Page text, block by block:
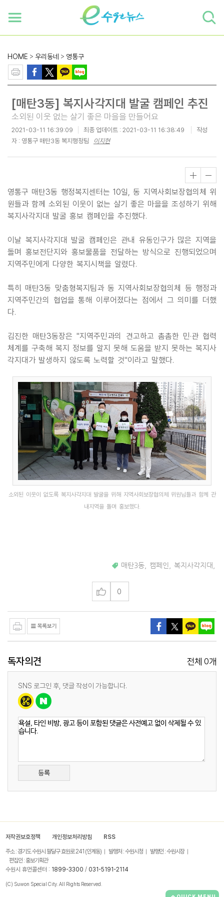
HOME > 우리동네 > 영통구
[매탄3동] 복지사각지대 발굴 캠페인 추진
소외된 이웃 없는 살기 좋은 마을을 만들어요
2021-03-11 16:39:09 최종 업데이트 : 2021-03-11 16:38:49
작성
자 : 영통구 매탄3동 복지행정팀
이지현
영통구 매탄3동 행정복지센터는 10일, 동 지역사회보장협의체 위
원들과 함께 소외된 이웃이 없는 살기 좋은 마을을 조성하기 위해
복지사각지대 발굴 홍보 캠페인을 추진했다.
이날 복지사각지대 발굴 캠페인은 관내 유동인구가 많은 지역을
돌며 홍보전단지와 홍보물품을 전달하는 방식으로 진행되었으며
지역주민에게 다양한 복지시책을 알렸다.
특히 매탄3동 맞춤형복지팀과 동 지역사회보장협의체 등 행정과
지역주민간의 협업을 통해 이루어졌다는 점에서 그 의미를 더했
다.
김진한 매탄3동장은 "지역주민과의 견고하고 촘촘한 민·관 협력
체계를 구축해 복지 정보를 알지 못해 도움을 받지 못하는 복지사
각지대가 발생하지 않도록 노력할 것"이라고 말했다.
소외된 이웃이 없도록 복지사각지대 발굴을 위해 지역사회보장협의체 위원님들과 함께 관
내지역을 돌며 홍보했다.
매탄3동 캠페인 복지사각지대
0
독자의견 전체 0개
SNS 로그인 후, 댓글 작성이 가능합니다.
등록
저작권보호정책 개인정보처리방침 RSS
주소 : 경기도 수원시 팔달구 효원로 241 (인계동) 발행처 : 수원시청
발행인 : 수원시장
편집인 : 홍보기획관
수원시 휴먼콜센터 : 1899-3300 / 031-5191-2114
(C) Suwon Special City. All Rights Reserved.